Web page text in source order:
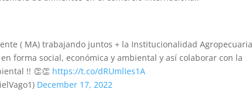
( MA) trabajando juntos + la Institucionalidad
forma social, económica y ambiental y así colaborar con la
!! 👏👏 https://t.co/dRUmlIes1A
December 17, 2022